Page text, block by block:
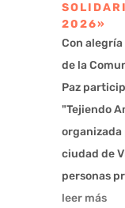
2026»
Con
de la
Paz
"Tejiendo
organizada
ciudad de
personas
leer más